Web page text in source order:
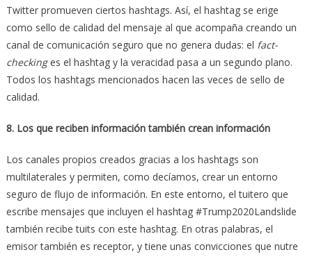
Twitter promueven ciertos hashtags. Así, el hashtag se erige
como sello de calidad del mensaje al que acompaña creando un
canal de comunicación seguro que no genera dudas: el fact-
checkinges el hashtag y la veracidad pasa a un segundo plano.
Todos los hashtags mencionados hacen las veces de sello de
calidad.
8. Los que reciben información también crean información
Los canales propios creados gracias a los hashtags son
multilaterales y permiten, como decíamos, crear un entorno
seguro de flujo de información. En este entorno, el tuitero que
escribe mensajes que incluyen el hashtag #Trump2020Landslide
también recibe tuits con este hashtag. En otras palabras, el
emisor también es receptor, y tiene unas convicciones que nutre